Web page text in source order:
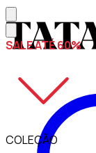
SALE ATÉ 60%
COLEÇÃO